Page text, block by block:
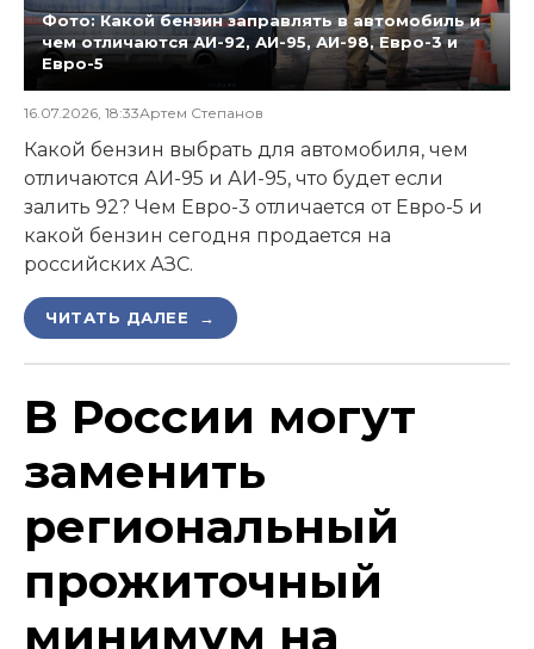
Фото: Какой бензин заправлять в автомобиль и
чем отличаются АИ-92, АИ-95, АИ-98, Евро-3 и
Евро-5
16.07.2026, 18:33Артем Степанов
Какой бензин выбрать для автомобиля, чем
отличаются АИ-95 и АИ-95, что будет если
залить 92? Чем Евро-3 отличается от Евро-5 и
какой бензин сегодня продается на
российских АЗС.
ЧИТАТЬ ДАЛЕЕ →
В России могут
заменить
региональный
прожиточный
минимум на